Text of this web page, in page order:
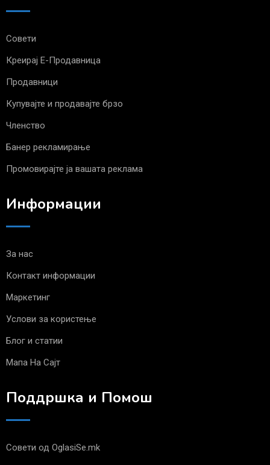
Совети
Креирај Е-Продавница
Продавници
Купувајте и продавајте брзо
Членство
Банер рекламирање
Промовирајте ја вашата реклама
Информации
За нас
Контакт информации
Маркетинг
Услови за користење
Блог и статии
Мапа На Сајт
Поддршка и Помош
Совети од OglasiSe.mk